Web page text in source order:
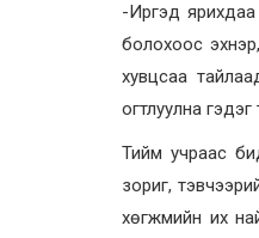
-Иргэд
болохоос
хувцсаа
огтлуулна
Тийм учраас
зориг,
хөгжмийн их